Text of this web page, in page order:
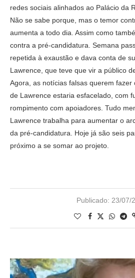
redes sociais alinhados ao Palácio da
Não se sabe porque, mas o temor
aumenta a todo dia. Assim como
contra a pré-candidatura. Semana
repetida à exaustão e dava conta de
Lawrence, que teve que vir a público
Agora, as notícias falsas querem
de Lawrence estaria esfacelado, com
rompimento com apoiadores. Tudo
Lawrence trabalha para aumentar o
da pré-candidatura. Hoje já são seis
próximo a se somar ao projeto.
Publicado: 23/07/